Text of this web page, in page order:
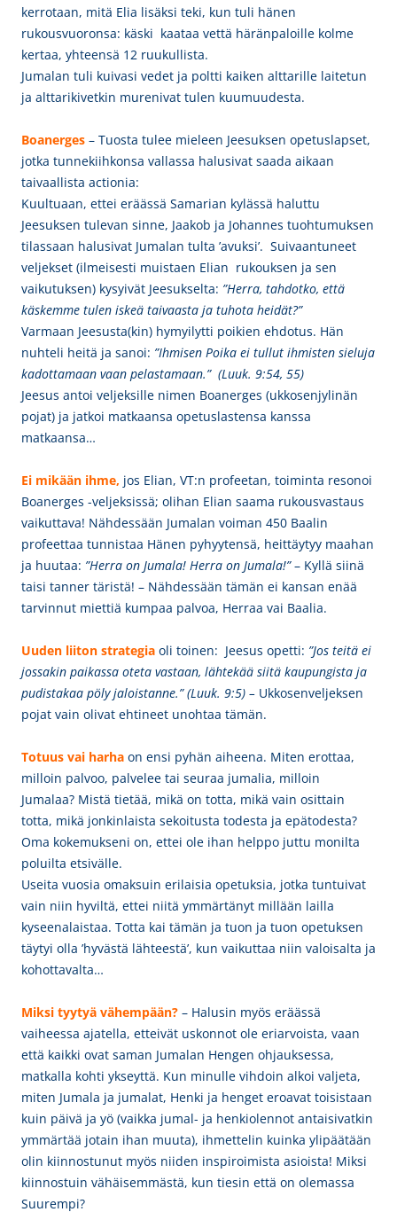
kerrotaan, mitä Elia lisäksi teki, kun tuli hänen
rukousvuoronsa: käski kaataa vettä häränpaloille kolme
kertaa, yhteensä 12 ruukullista.
Jumalan tuli kuivasi vedet ja poltti kaiken alttarille laitetun
ja alttarikivetkin murenivat tulen kuumuudesta.
Boanerges – Tuosta tulee mieleen Jeesuksen opetuslapset,
jotka tunnekiihkonsa vallassa halusivat saada aikaan
taivaallista actionia:
Kuultuaan, ettei eräässä Samarian kylässä haluttu
Jeesuksen tulevan sinne, Jaakob ja Johannes tuohtumuksen
tilassaan halusivat Jumalan tulta ’avuksi’. Suivaantuneet
veljekset (ilmeisesti muistaen Elian rukouksen ja sen
vaikutuksen) kysyivät Jeesukselta: ”Herra, tahdotko, että
käskemme tulen iskeä taivaasta ja tuhota heidät?”
Varmaan Jeesusta(kin) hymyilytti poikien ehdotus. Hän
nuhteli heitä ja sanoi: ”Ihmisen Poika ei tullut ihmisten sieluja
kadottamaan vaan pelastamaan.” (Luuk. 9:54, 55)
Jeesus antoi veljeksille nimen Boanerges (ukkosenjylinän
pojat) ja jatkoi matkaansa opetuslastensa kanssa
matkaansa…
Ei mikään ihme, jos Elian, VT:n profeetan, toiminta resonoi
Boanerges -veljeksissä; olihan Elian saama rukousvastaus
vaikuttava! Nähdessään Jumalan voiman 450 Baalin
profeettaa tunnistaa Hänen pyhyytensä, heittäytyy maahan
ja huutaa: ”Herra on Jumala! Herra on Jumala!”– Kyllä siinä
taisi tanner täristä! – Nähdessään tämän ei kansan enää
tarvinnut miettiä kumpaa palvoa, Herraa vai Baalia.
Uuden liiton strategia oli toinen: Jeesus opetti: ”Jos teitä ei
jossakin paikassa oteta vastaan, lähtekää siitä kaupungista ja
pudistakaa pölyjaloistanne.”(Luuk. 9:5) – Ukkosenveljeksen
pojat vain olivat ehtineet unohtaa tämän.
Totuus vai harha on ensi pyhän aiheena. Miten erottaa,
milloin palvoo, palvelee tai seuraa jumalia, milloin
Jumalaa? Mistä tietää, mikä on totta, mikä vain osittain
totta, mikä jonkinlaista sekoitusta todesta ja epätodesta?
Oma kokemukseni on, ettei ole ihan helppo juttu monilta
poluilta etsivälle.
Useita vuosia omaksuin erilaisia opetuksia, jotka tuntuivat
vain niin hyviltä, ettei niitä ymmärtänyt millään lailla
kyseenalaistaa. Totta kai tämän ja tuon ja tuon opetuksen
täytyi olla ’hyvästä lähteestä’, kun vaikuttaa niin valoisalta ja
kohottavalta…
Miksi tyytyä vähempään? – Halusin myös eräässä
vaiheessa ajatella, etteivät uskonnot ole eriarvoista, vaan
että kaikki ovat saman Jumalan Hengen ohjauksessa,
matkalla kohti ykseyttä. Kun minulle vihdoin alkoi valjeta,
miten Jumala ja jumalat, Henki ja henget eroavat toisistaan
kuin päivä ja yö (vaikka jumal- ja henkiolennot antaisivatkin
ymmärtää jotain ihan muuta), ihmettelin kuinka ylipäätään
olin kiinnostunut myös niiden inspiroimista asioista! Miksi
kiinnostuin vähäisemmästä, kun tiesin että on olemassa
Suurempi?